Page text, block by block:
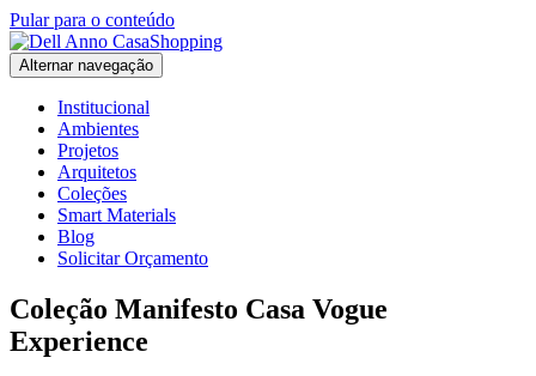
Pular para o conteúdo
Alternar navegação
Institucional
Ambientes
Projetos
Arquitetos
Coleções
Smart Materials
Blog
Solicitar Orçamento
Coleção Manifesto Casa Vogue
Experience